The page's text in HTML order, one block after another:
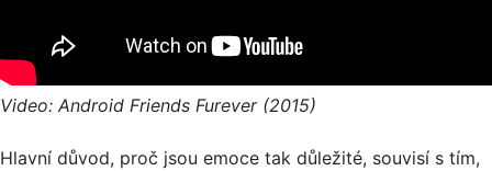
Video: Android Friends Furever (2015)
Hlavní důvod, proč jsou emoce tak důležité, souvisí s tím,